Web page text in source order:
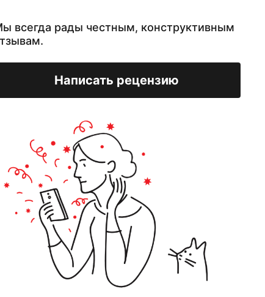
всегда рады честным, конструктивным
Написать рецензию